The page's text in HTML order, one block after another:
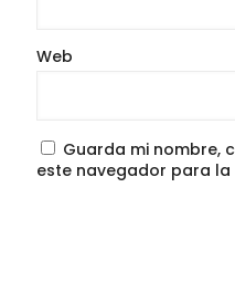
Web
Guarda mi nombre,
este navegador para la